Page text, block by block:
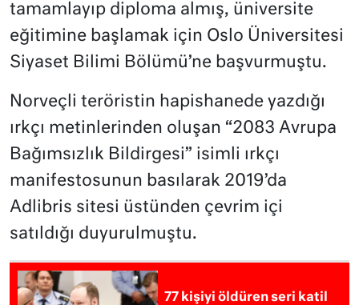
tamamlayıp diploma almış, üniversite
eğitimine başlamak için Oslo Üniversitesi
Siyaset Bilimi Bölümü’ne başvurmuştu.
Norveçli teröristin hapishanede yazdığı
ırkçı metinlerinden oluşan “2083 Avrupa
Bağımsızlık Bildirgesi” isimli ırkçı
manifestosunun basılarak 2019’da
Adlibris sitesi üstünden çevrim içi
satıldığı duyurulmuştu.
77 kişiyi öldüren seri katil